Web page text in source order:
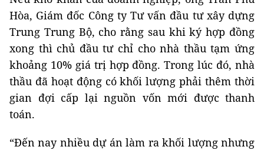
Hòa, Giám đốc Công ty Tư vấn đầu tư xây dựng
Trung Trung Bộ, cho rằng sau khi ký hợp đồng
xong thì chủ đầu tư chỉ cho nhà thầu tạm ứng
khoảng 10% giá trị hợp đồng. Trong lúc đó, nhà
thầu đã hoạt động có khối lượng phải thêm thời
gian đợi cấp lại nguồn vốn mới được thanh
toán.
“Đến nay nhiều dự án làm ra khối lượng nhưng